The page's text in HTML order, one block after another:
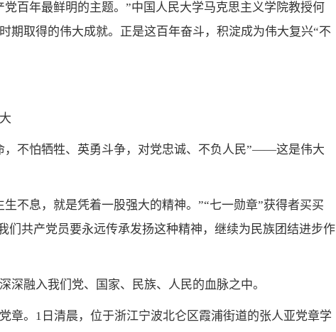
百年最鲜明的主题。”中国人民大学马克思主义学院教授何
期取得的伟大成就。正是这百年奋斗，积淀成为伟大复兴“不
，不怕牺牲、英勇斗争，对党忠诚、不负人民”——这是伟大
不息，就是凭着一股强大的精神。”“七一勋章”获得者买买
们共产党员要永远传承发扬这种精神，继续为民族团结进步作
深融入我们党、国家、民族、人民的血脉之中。
章。1日清晨，位于浙江宁波北仑区霞浦街道的张人亚党章学